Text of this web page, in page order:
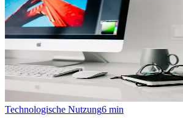
Technologische Nutzung6 min